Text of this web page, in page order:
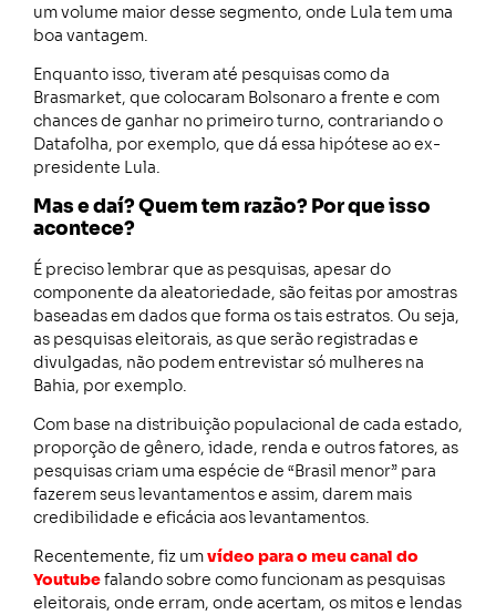
um volume maior desse segmento, onde Lula tem uma
boa vantagem.
Enquanto isso, tiveram até pesquisas como da
Brasmarket, que colocaram Bolsonaro a frente e com
chances de ganhar no primeiro turno, contrariando o
Datafolha, por exemplo, que dá essa hipótese ao ex-
presidente Lula.
Mas e daí? Quem tem razão? Por que isso
acontece?
É preciso lembrar que as pesquisas, apesar do
componente da aleatoriedade, são feitas por amostras
baseadas em dados que forma os tais estratos. Ou seja,
as pesquisas eleitorais, as que serão registradas e
divulgadas, não podem entrevistar só mulheres na
Bahia, por exemplo.
Com base na distribuição populacional de cada estado,
proporção de gênero, idade, renda e outros fatores, as
pesquisas criam uma espécie de “Brasil menor” para
fazerem seus levantamentos e assim, darem mais
credibilidade e eficácia aos levantamentos.
Recentemente, fiz umvídeo para o meu canal do
Youtubefalando sobre como funcionam as pesquisas
eleitorais, onde erram, onde acertam, os mitos e lendas